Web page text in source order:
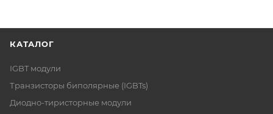
КАТАЛОГ
IGBT модули
Транзисторы биполярные (IGBTs)
Диодно-тиристорные модули